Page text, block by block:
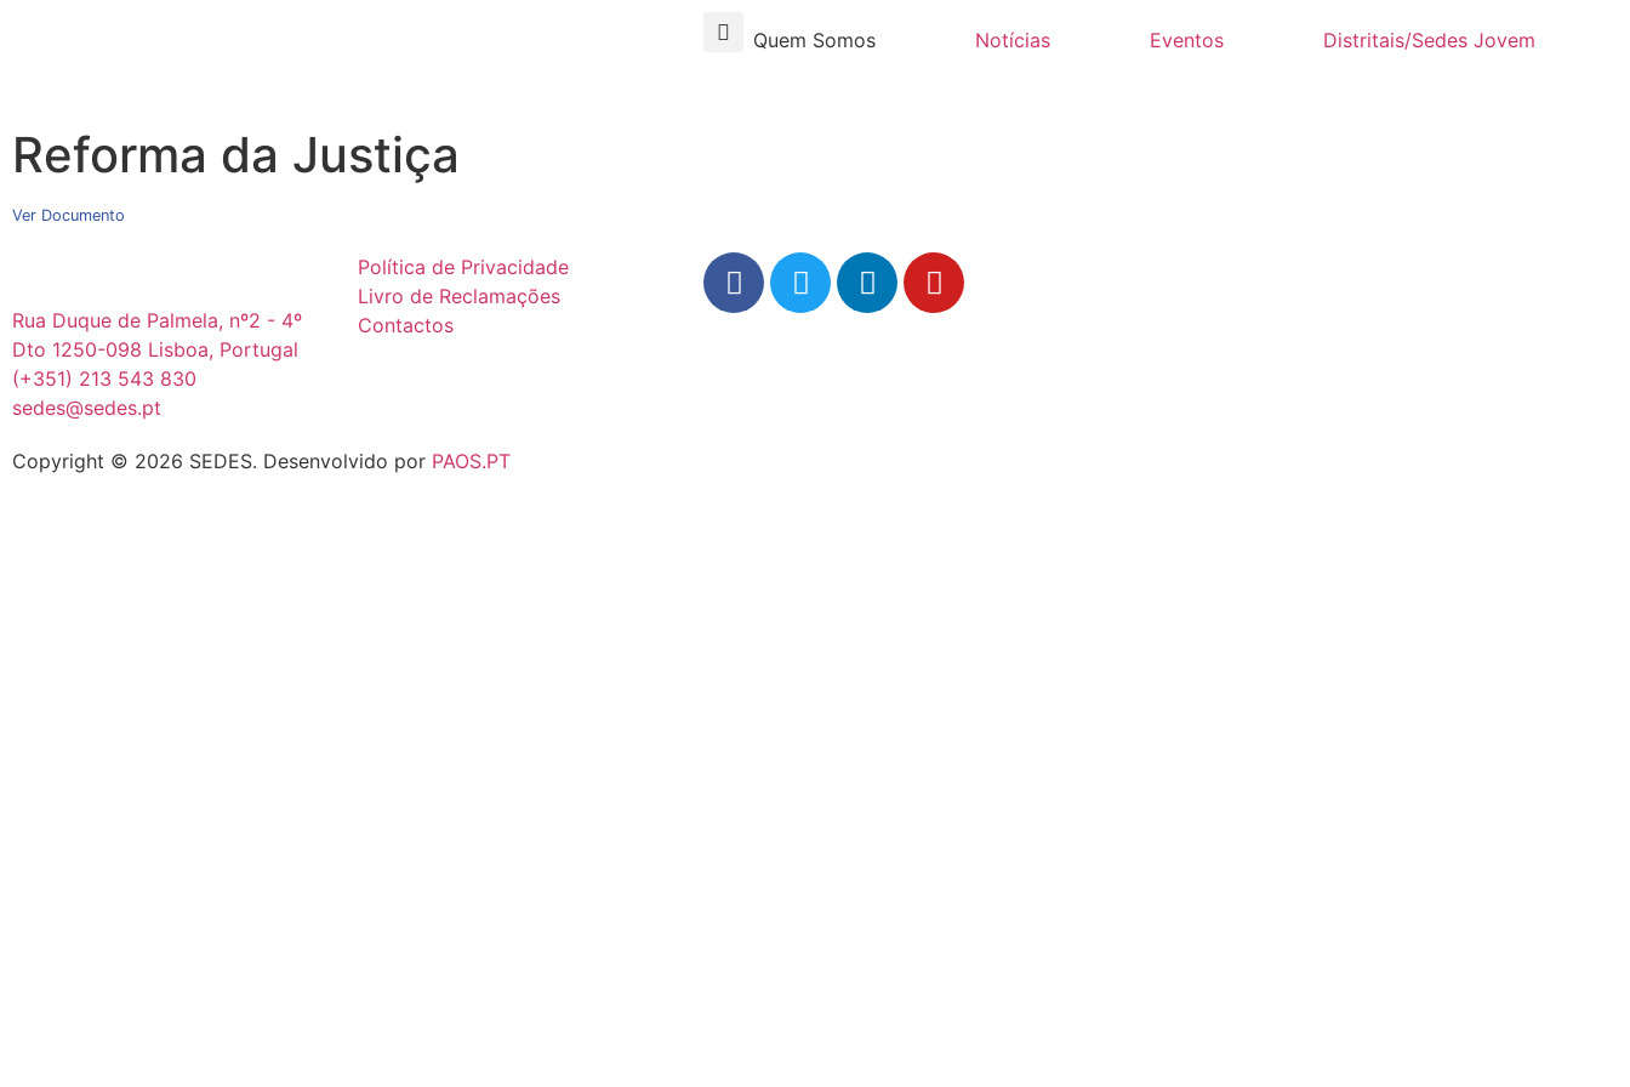
Quem Somos Notícias Eventos Distritais/Sedes Jovem
Reforma da Justiça
Ver Documento
Rua Duque de Palmela, nº2 - 4º
Dto 1250-098 Lisboa, Portugal
(+351) 213 543 830
sedes@sedes.pt
Política de Privacidade
Livro de Reclamações
Contactos
Copyright © 2026 SEDES. Desenvolvido por PAOS.PT